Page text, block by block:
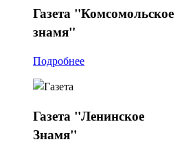
Газета "Комсомольское
знамя"
Подробнее
Газета "Ленинское
Знамя"